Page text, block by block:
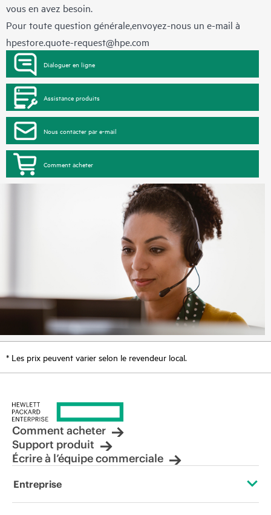
vous en avez besoin.
Pour toute question générale,envoyez-nous un e-mail à
hpestore.quote-request@hpe.com
Dialoguer en ligne
Assistance produits
Nous contacter par e-mail
Comment acheter
* Les prix peuvent varier selon le revendeur local.
Comment acheter
Support produit
Écrire à l’équipe commerciale
Entreprise